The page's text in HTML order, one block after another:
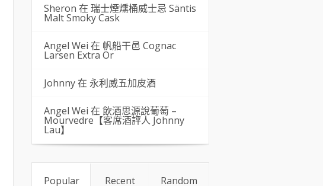
Sheron 在 瑞士煙燻桶威士忌 Säntis
Malt Smoky Cask
Angel Wei 在 帆船干邑 Cognac
Larsen Extra Or
Johnny 在 永利威五加皮酒
Angel Wei 在 飲酒思源說葡萄 –
Mourvedre【客席酒評人 Johnny
Lau】
Popular Recent Random